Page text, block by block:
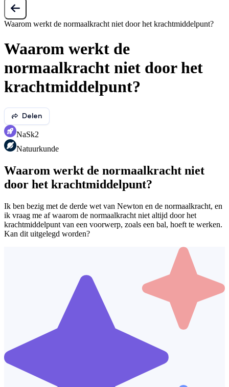
Waarom werkt de normaalkracht niet door het krachtmiddelpunt?
Waarom werkt de
normaalkracht niet door het
krachtmiddelpunt?
Delen
NaSk2
Natuurkunde
Waarom werkt de normaalkracht niet
door het krachtmiddelpunt?
Ik ben bezig met de derde wet van Newton en de normaalkracht, en
ik vraag me af waarom de normaalkracht niet altijd door het
krachtmiddelpunt van een voorwerp, zoals een bal, hoeft te werken.
Kan dit uitgelegd worden?